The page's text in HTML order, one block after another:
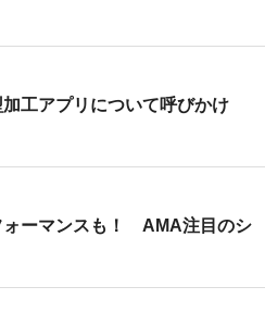
工アプリについて呼びかけ
ォーマンスも！ AMA注目のシ